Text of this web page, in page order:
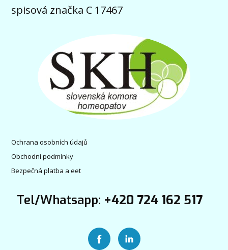
spisová značka C 17467
Ochrana osobních údajů
Obchodní podmínky
Bezpečná platba a eet
Tel/Whatsapp: +420 724 162 517